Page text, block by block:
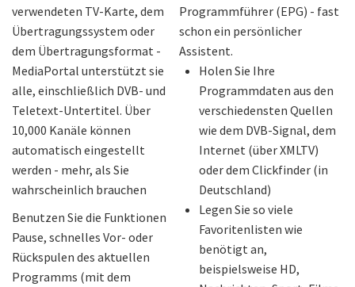
verwendeten TV-Karte, dem
Übertragungssystem oder
dem Übertragungsformat -
MediaPortal unterstützt sie
alle, einschließlich DVB- und
Teletext-Untertitel. Über
10,000 Kanäle können
automatisch eingestellt
werden - mehr, als Sie
wahrscheinlich brauchen
Benutzen Sie die Funktionen
Pause, schnelles Vor- oder
Rückspulen des aktuellen
Programms (mit dem
Programmführer (EPG) - fast
schon ein persönlicher
Assistent.
Holen Sie Ihre
Programmdaten aus den
verschiedensten Quellen
wie dem DVB-Signal, dem
Internet (über XMLTV)
oder dem Clickfinder (in
Deutschland)
Legen Sie so viele
Favoritenlisten wie
benötigt an,
beispielsweise HD,